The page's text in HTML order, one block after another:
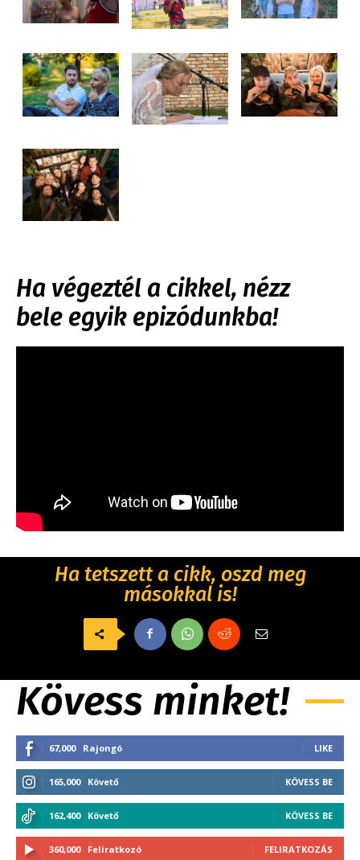
Ha végeztél a cikkel, nézz
bele egyik epizódunkba!
Ha tetszett a cikk, oszd meg
másokkal is!
Kövess minket!
67,000 Rajongó LIKE
165,000 Követő KÖVESS BE
162,400 Követő KÖVESS BE
360,000 Feliratkozó FELIRATKOZÁS